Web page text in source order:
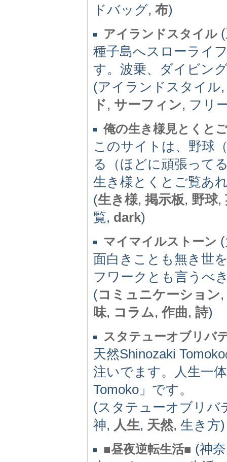
ドバッグ, 布)
アイランドスタイル
種子島へスローライ
す。波乗、ダイビン
(アイランドスタイル
ド, サーフィン, フリ
俺の生き様見とくと
このサイトは、野球
る（ほどに頑張って
生き様とくとご覧あ
(生き様, 掲示板, 野球,
覧, dark)
マイマイルストーン
面白きことも無き世
フワークとも言うべ
(コミュニケーション,
味, コラム,作曲, 詩)
スタテューオブリバ
天然Shinozaki
注いでます。人生一
Tomoko」です。
(スタテューオブリバ
神, 人生, 天然, 生き方)
■昼夜逆転生活■ (神